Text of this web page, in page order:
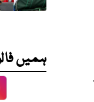
ہمیں